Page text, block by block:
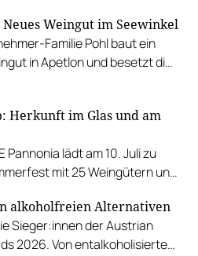
Weingut im Seewinkel
Familie Pohl baut ein
in Apetlon und besetzt die
Herkunft im Glas und am
Pannonia lädt am 10. Juli zu
mit 25 Weingütern und
alkoholfreien Alternativen
Sieger:innen der Austrian
2026. Von entalkoholisierten